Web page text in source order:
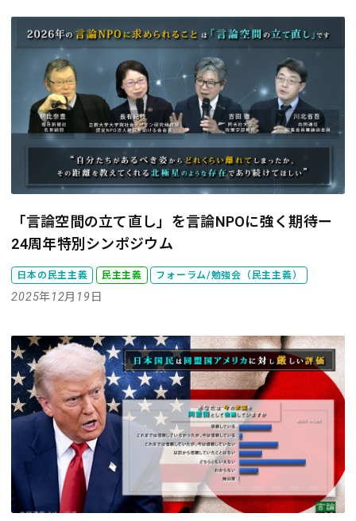
「言論空間の立て直し」を言論NPOに強く期待ー
24周年特別シンポジウム
日本の民主主義 民主主義 フォーラム/勉強会（民主主義）
2025年12月19日